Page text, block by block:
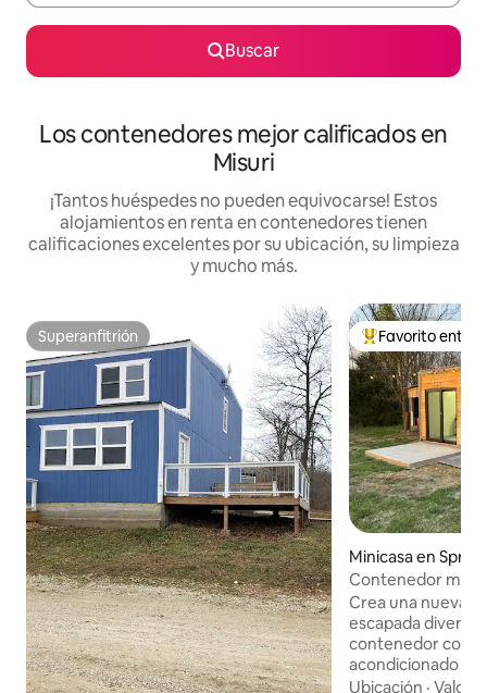
Buscar
Los contenedores mejor calificados en
Misuri
¡Tantos huéspedes no pueden equivocarse! Estos
alojamientos en renta en contenedores tienen
calificaciones excelentes por su ubicación, su limpieza
y mucho más.
Superanfitrión
Superanfitrión De los mejores
Favorito entre
Minicasa en
Contenedor
cerca de
Crea una nueva
escapada
contenedor
acondicionado en
pocos minutos
Ubicación ·Valor